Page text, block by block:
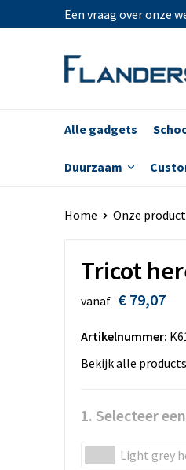
Een vraag over onze
Alle gadgets
Duurzaam
Home Onze
Tricot
vanaf € 79,07
Artikelnummer:
Bekijk alle
1. Selecteer
Light grey